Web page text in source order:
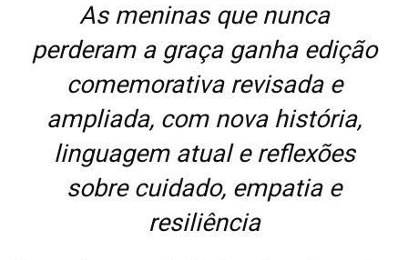
As meninas que nunca
perderam a graça ganha edição
comemorativa revisada e
ampliada, com nova história,
linguagem atual e reflexões
sobre cuidado, empatia e
resiliência